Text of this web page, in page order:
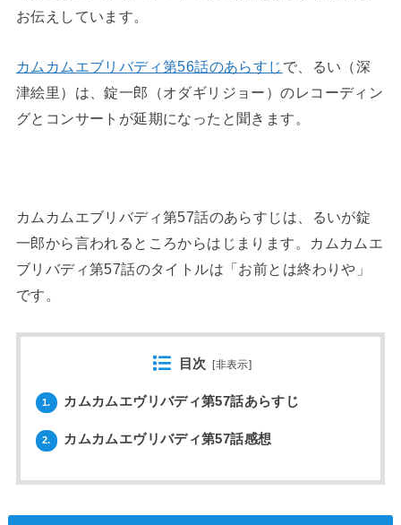
お伝えしています。
カムカムエブリバディ第56話のあらすじ で、るい（深
津絵里）は、錠一郎（オダギリジョー）のレコーディン
グとコンサートが延期になったと聞きます。
カムカムエブリバディ第57話のあらすじは、るいが錠
一郎から言われるところからはじまります。カムカムエ
ブリバディ第57話のタイトルは「お前とは終わりや」
です。
目次 [非表示]
1. カムカムエヴリバディ第57話あらすじ
2. カムカムエヴリバディ第57話感想